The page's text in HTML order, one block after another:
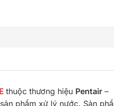
thuộc thương hiệu Pentair –
phẩm xử lý nước. Sản